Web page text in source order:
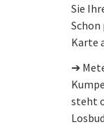
Sie
Karte
➔
steht